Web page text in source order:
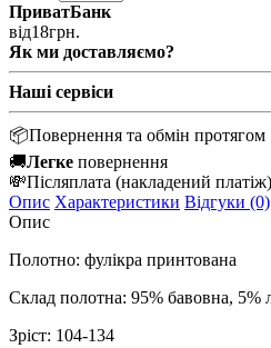
ПриватБанк
від18грн.
Як ми доставляємо?
Наші сервіси
📦Повернення та обмін протягом
🚚Легке повернення
💸Післяплата (накладений платіж)
Опис Характеристики Відгуки (0)
Опис
Полотно: фулікра принтована
Склад полотна: 95% бавовна, 5%
Зріст: 104-134